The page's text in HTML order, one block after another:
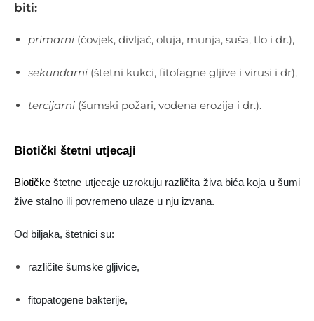
biti:
primarni (čovjek, divljač, oluja, munja, suša, tlo i dr.),
sekundarni (štetni kukci, fitofagne gljive i virusi i dr),
tercijarni (šumski požari, vodena erozija i dr.).
Biotički štetni utjecaji
Biotičke štetne utjecaje uzrokuju različita živa bića koja u šumi
žive stalno ili povremeno ulaze u nju izvana.
Od biljaka, štetnici su:
različite šumske gljivice,
fitopatogene bakterije,